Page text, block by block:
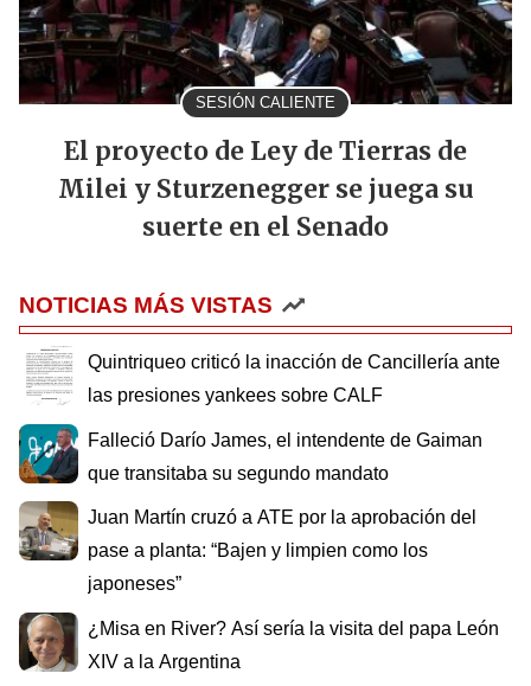
SESIÓN CALIENTE
El proyecto de Ley de Tierras de
Milei y Sturzenegger se juega su
suerte en el Senado
NOTICIAS MÁS VISTAS
Quintriqueo criticó la inacción de Cancillería ante
las presiones yankees sobre CALF
Falleció Darío James, el intendente de Gaiman
que transitaba su segundo mandato
Juan Martín cruzó a ATE por la aprobación del
pase a planta: “Bajen y limpien como los
japoneses”
¿Misa en River? Así sería la visita del papa León
XIV a la Argentina